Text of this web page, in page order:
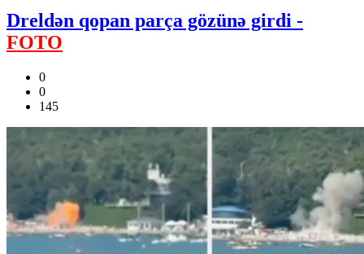
Dreldən qopan parça gözünə girdi -
FOTO
0
0
145